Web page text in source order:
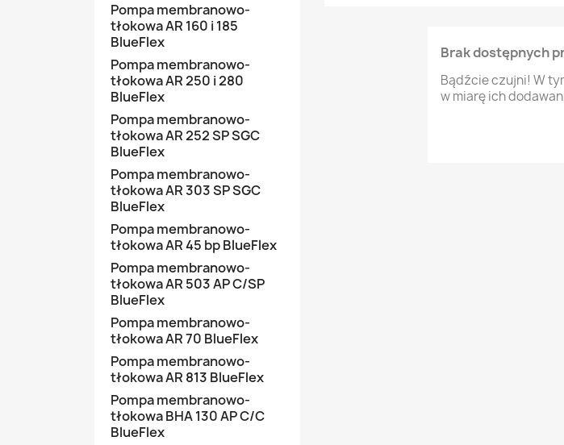
Pompa membranowo-
tłokowa AR 160 i 185
BlueFlex
Pompa membranowo-
tłokowa AR 250 i 280
BlueFlex
Pompa membranowo-
tłokowa AR 252 SP SGC
BlueFlex
Pompa membranowo-
tłokowa AR 303 SP SGC
BlueFlex
Pompa membranowo-
tłokowa AR 45 bp BlueFlex
Pompa membranowo-
tłokowa AR 503 AP C/SP
BlueFlex
Pompa membranowo-
tłokowa AR 70 BlueFlex
Pompa membranowo-
tłokowa AR 813 BlueFlex
Pompa membranowo-
tłokowa BHA 130 AP C/C
BlueFlex
Brak dostępnych
Bądźcie czujni! W
w miarę ich